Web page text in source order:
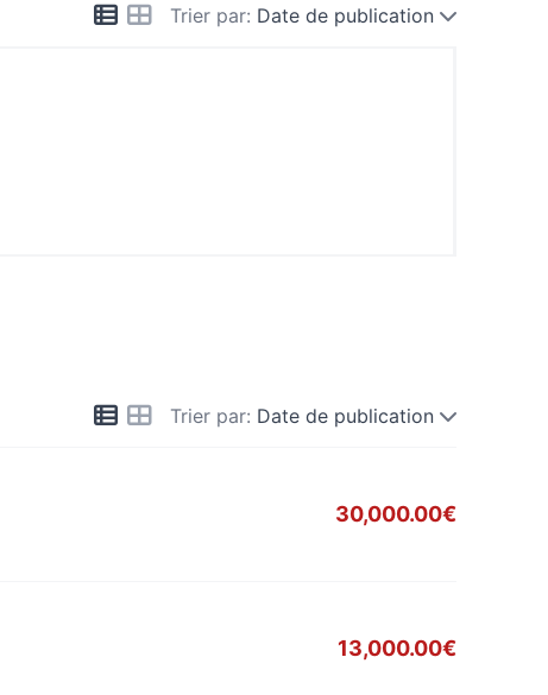
Trier par: Date de publication
Trier par: Date de publication
30,000.00€
13,000.00€